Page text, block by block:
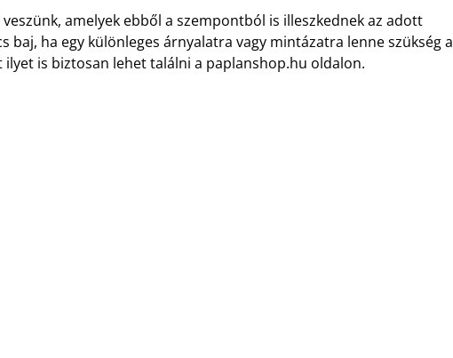
amelyek ebből a szempontból is illeszkednek az adott
baj, ha egy különleges árnyalatra vagy mintázatra lenne szükség a
is biztosan lehet találni a paplanshop.hu oldalon.